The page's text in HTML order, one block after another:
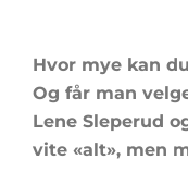
Hvor mye kan
Og får man
Lene Sleperud
vite «alt», men